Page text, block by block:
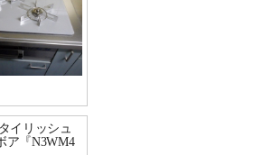
イリッシュ
ア『N3WM4